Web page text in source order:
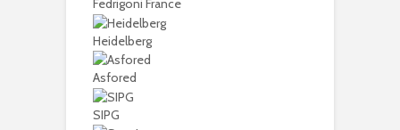
Fedrigoni France
Heidelberg
Asfored
SIPG